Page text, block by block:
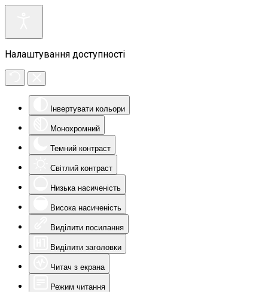
Налаштування доступності
Інвертувати кольори
Монохромний
Темний контраст
Світлий контраст
Низька насиченість
Висока насиченість
Виділити посилання
Виділити заголовки
Читач з екрана
Режим читання